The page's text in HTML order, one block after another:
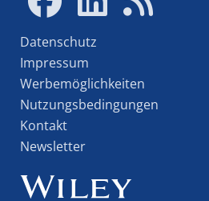
Datenschutz
Impressum
Werbemöglichkeiten
Nutzungsbedingungen
Kontakt
Newsletter